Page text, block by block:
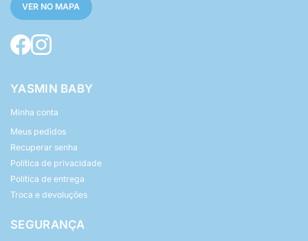
VER NO MAPA
YASMIN BABY
Minha conta
Meus pedidos
Recuperar senha
Política de privacidade
Política de entrega
Troca e devoluções
SEGURANÇA